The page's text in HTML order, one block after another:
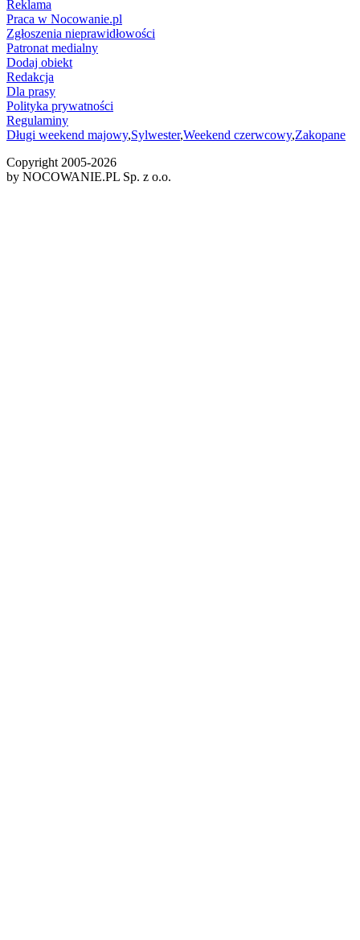
Reklama
Praca w Nocowanie.pl
Zgłoszenia nieprawidłowości
Patronat medialny
Dodaj obiekt
Redakcja
Dla prasy
Polityka prywatności
Regulaminy
Długi weekend majowy,Sylwester,Weekend czerwcowy,Zakopane
Copyright 2005-2026
by NOCOWANIE.PL Sp. z o.o.